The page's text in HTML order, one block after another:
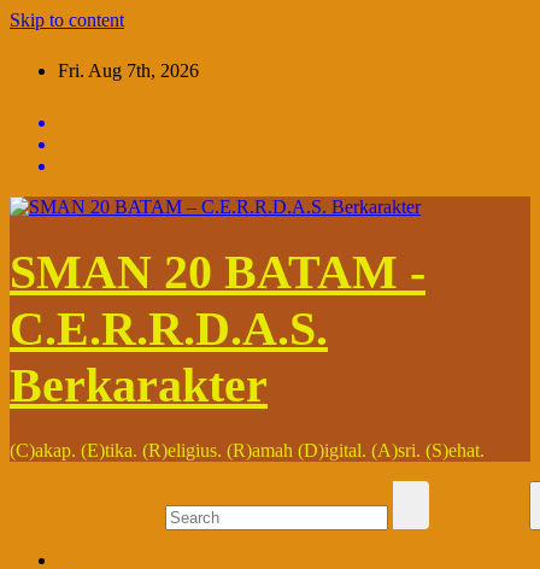
Skip to content
Fri. Aug 7th, 2026
SMAN 20 BATAM -
C.E.R.R.D.A.S.
Berkarakter
(C)akap. (E)tika. (R)eligius. (R)amah (D)igital. (A)sri. (S)ehat.